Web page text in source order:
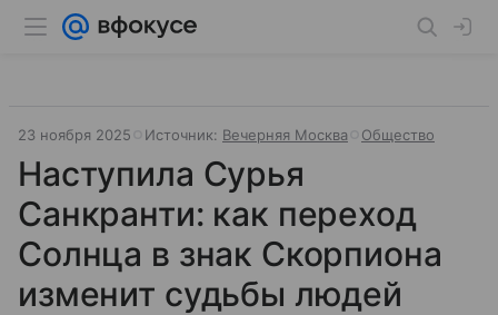
23 ноября 2025 Источник: Вечерняя Москва Общество
Наступила Сурья
Санкранти: как переход
Солнца в знак Скорпиона
изменит судьбы людей